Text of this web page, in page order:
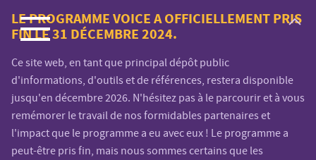
Voice.Global
website
LE PROGRAMME VOICE A OFFICIELLEMENT PRIS
FIN LE 31 DÉCEMBRE 2024.
Ce site web, en tant que principal dépôt public
d'informations, d'outils et de références, restera disponible
jusqu'en décembre 2026. N'hésitez pas à le parcourir et à vous
remémorer le travail de nos formidables partenaires et
l'impact que le programme a eu avec eux ! Le programme a
peut-être pris fin, mais nous sommes certains que les